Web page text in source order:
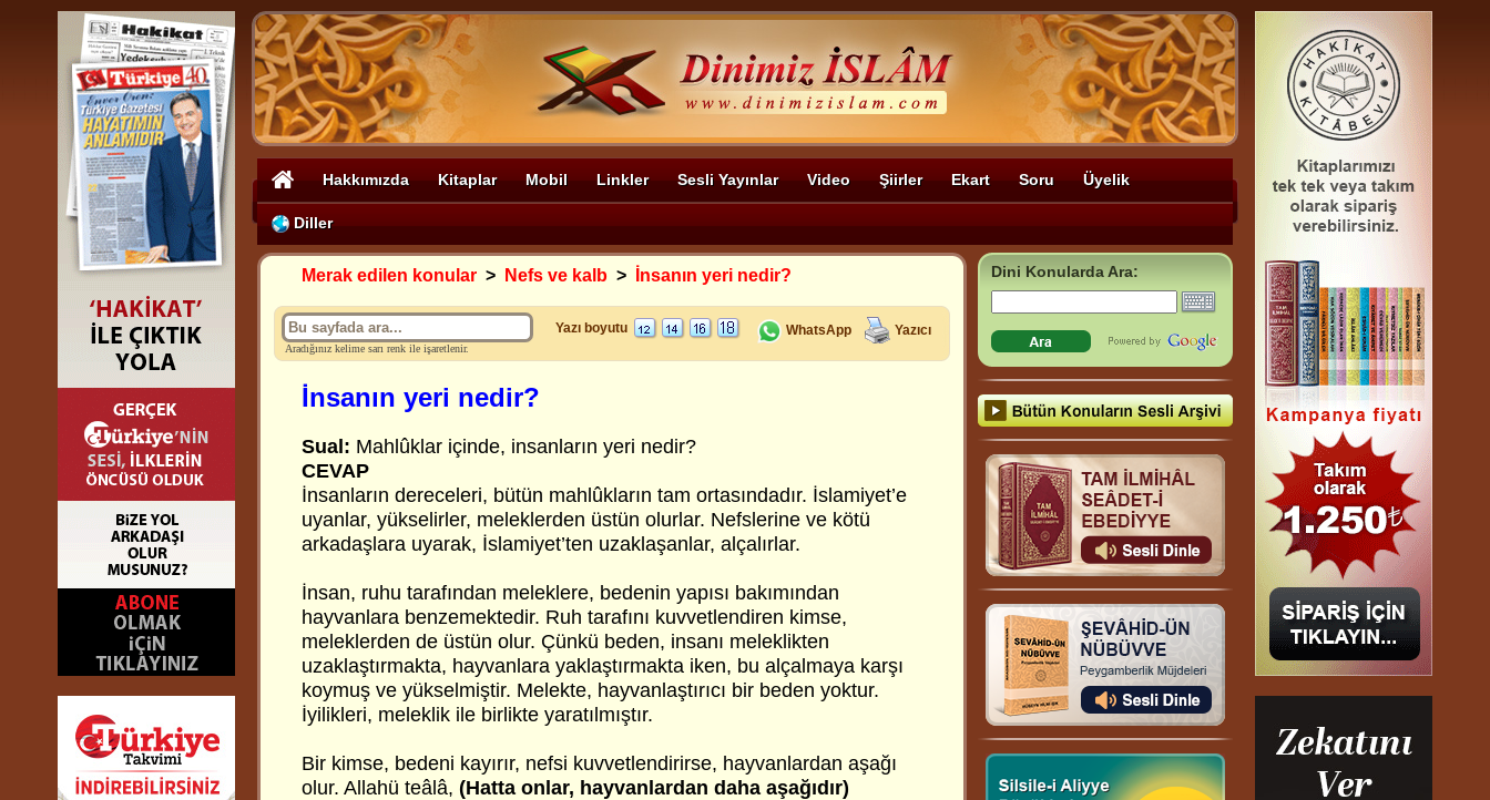
Hakkımızda Kitaplar Mobil Linkler Sesli Yayınlar Video Şiirler Ekart Soru Üyelik
Diller
Merak edilen konular > Nefs ve kalb > İnsanın yeri nedir?
Aradığınız kelime sarı renk ile işaretlenir.
Yazı boyutu WhatsApp Yazıcı
İnsanın yeri nedir?
Sual: Mahlûklar içinde, insanların yeri nedir?
CEVAP
İnsanların dereceleri, bütün mahlûkların tam ortasındadır. İslamiyet’e
uyanlar, yükselirler, meleklerden üstün olurlar. Nefslerine ve kötü
arkadaşlara uyarak, İslamiyet’ten uzaklaşanlar, alçalırlar.
İnsan, ruhu tarafından meleklere, bedenin yapısı bakımından
hayvanlara benzemektedir. Ruh tarafını kuvvetlendiren kimse,
meleklerden de üstün olur. Çünkü beden, insanı meleklikten
uzaklaştırmakta, hayvanlara yaklaştırmakta iken, bu alçalmaya karşı
koymuş ve yükselmiştir. Melekte, hayvanlaştırıcı bir beden yoktur.
İyilikleri, meleklik ile birlikte yaratılmıştır.
Bir kimse, bedeni kayırır, nefsi kuvvetlendirirse, hayvanlardan aşağı
olur. Allahü teâlâ, (Hatta onlar, hayvanlardan daha aşağıdır)
Dini Konularda Ara: